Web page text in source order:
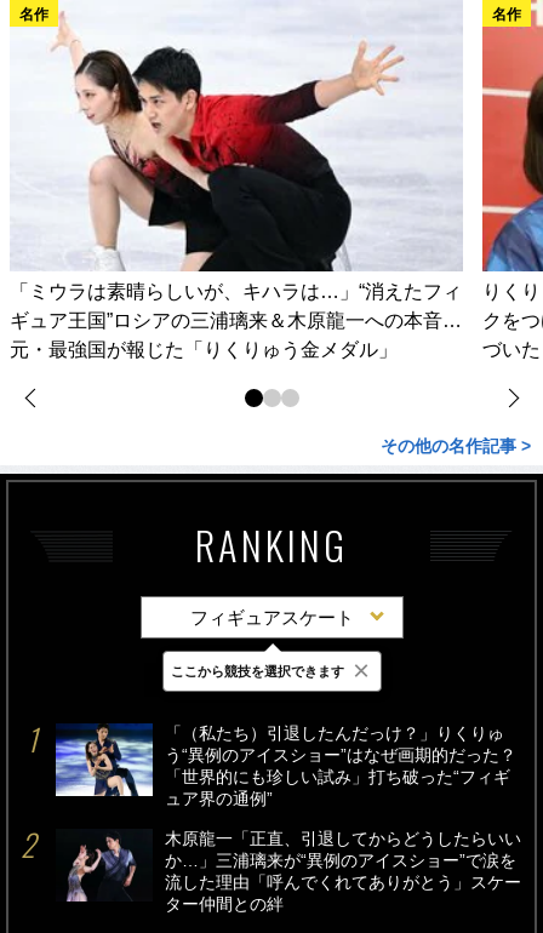
名作
「ミウラは素晴らしいが、キハラは…」“消えたフィ
ギュア王国”ロシアの三浦璃来＆木原龍一への本音…
元・最強国が報じた「りくりゅう金メダル」
名作
りく
クを
づい
その他の名作記事 >
RANKING
フィギュアスケート
最新 24時間 週間
「（私たち）引退したんだっけ？」りくりゅ
う“異例のアイスショー”はなぜ画期的だった？
「世界的にも珍しい試み」打ち破った“フィギ
ュア界の通例”
木原龍一「正直、引退してからどうしたらいい
か…」三浦璃来が“異例のアイスショー”で涙を
流した理由「呼んでくれてありがとう」スケー
ター仲間との絆
ここから競技を選択できます ×